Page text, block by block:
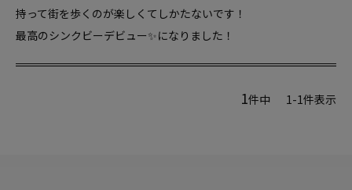
持って街を歩くのが楽しくてしかたないです！
最高のシンクビーデビュー✨になりました！
1件中 1 -1件表示